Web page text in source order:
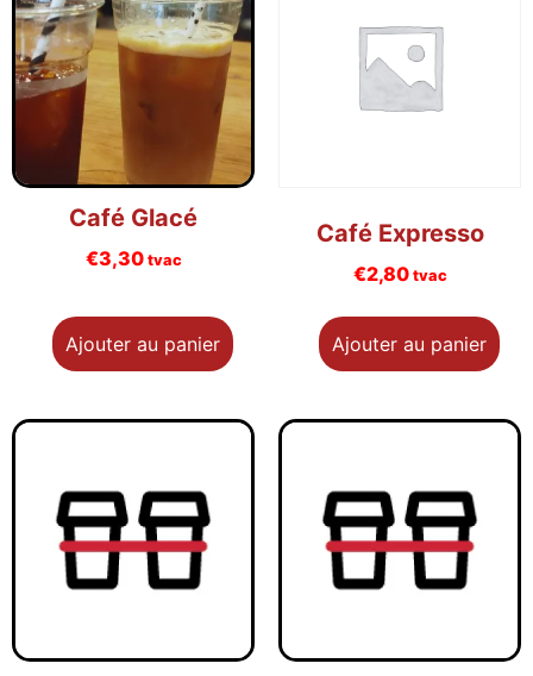
Café Glacé
€3,30 tvac
Ajouter au panier
Café Expresso
€2,80 tvac
Ajouter au panier